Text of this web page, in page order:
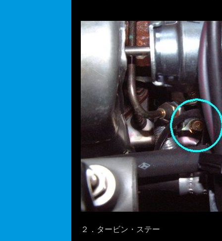
２．タービン・ステー